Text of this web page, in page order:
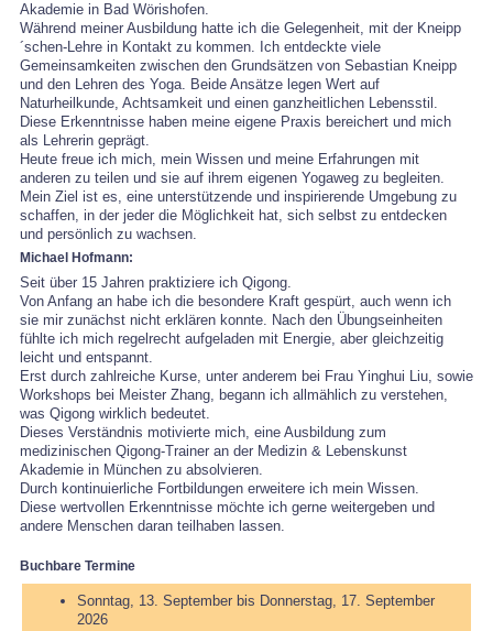
Akademie in Bad Wörishofen.
Während meiner Ausbildung hatte ich die Gelegenheit, mit der Kneipp
´schen-Lehre in Kontakt zu kommen. Ich entdeckte viele
Gemeinsamkeiten zwischen den Grundsätzen von Sebastian Kneipp
und den Lehren des Yoga. Beide Ansätze legen Wert auf
Naturheilkunde, Achtsamkeit und einen ganzheitlichen Lebensstil.
Diese Erkenntnisse haben meine eigene Praxis bereichert und mich
als Lehrerin geprägt.
Heute freue ich mich, mein Wissen und meine Erfahrungen mit
anderen zu teilen und sie auf ihrem eigenen Yogaweg zu begleiten.
Mein Ziel ist es, eine unterstützende und inspirierende Umgebung zu
schaffen, in der jeder die Möglichkeit hat, sich selbst zu entdecken
und persönlich zu wachsen.
Michael Hofmann:
Seit über 15 Jahren praktiziere ich Qigong.
Von Anfang an habe ich die besondere Kraft gespürt, auch wenn ich
sie mir zunächst nicht erklären konnte. Nach den Übungseinheiten
fühlte ich mich regelrecht aufgeladen mit Energie, aber gleichzeitig
leicht und entspannt.
Erst durch zahlreiche Kurse, unter anderem bei Frau Yinghui Liu, sowie
Workshops bei Meister Zhang, begann ich allmählich zu verstehen,
was Qigong wirklich bedeutet.
Dieses Verständnis motivierte mich, eine Ausbildung zum
medizinischen Qigong-Trainer an der Medizin & Lebenskunst
Akademie in München zu absolvieren.
Durch kontinuierliche Fortbildungen erweitere ich mein Wissen.
Diese wertvollen Erkenntnisse möchte ich gerne weitergeben und
andere Menschen daran teilhaben lassen.
Buchbare Termine
Sonntag, 13. September bis Donnerstag, 17. September
2026